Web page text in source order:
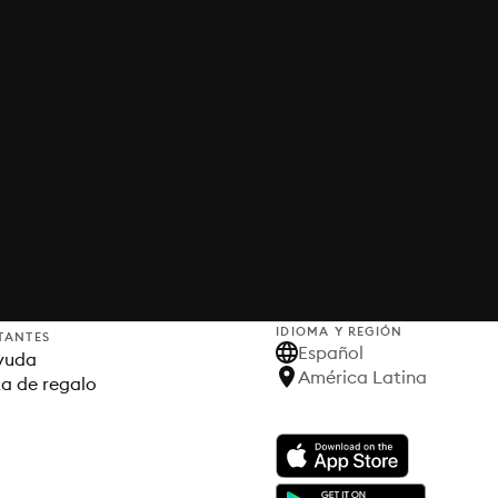
de regalo
IDIOMA Y REGIÓN
Español
América Latina